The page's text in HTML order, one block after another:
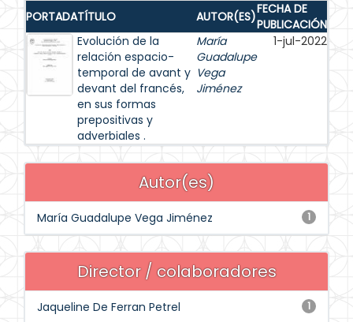
PORTADATÍTULO AUTOR(ES)FECHA DE
PUBLICACIÓN
Evolución de la
relación espacio-
temporal de avant y
devant del francés,
en sus formas
prepositivas y
adverbiales .
María
Guadalupe
Vega
Jiménez
1-jul-2022
Autor(es)
1
María Guadalupe Vega Jiménez
Director / colaboradores
1
Jaqueline De Ferran Petrel